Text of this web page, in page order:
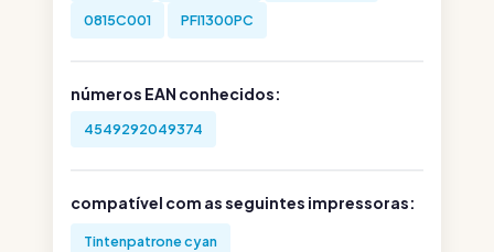
0815C001 PFI1300PC
números EAN conhecidos:
4549292049374
compatível com as seguintes impressoras:
Tintenpatrone cyan